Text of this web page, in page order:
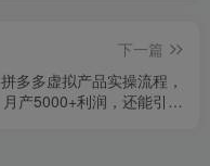
下一篇
拼多多虚拟产品实操流程，
月产5000+利润，还能引流